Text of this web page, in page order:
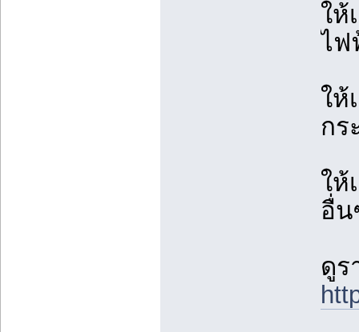
ให้
ไฟ
ให้
กร
ให้
อื่น
ดูร